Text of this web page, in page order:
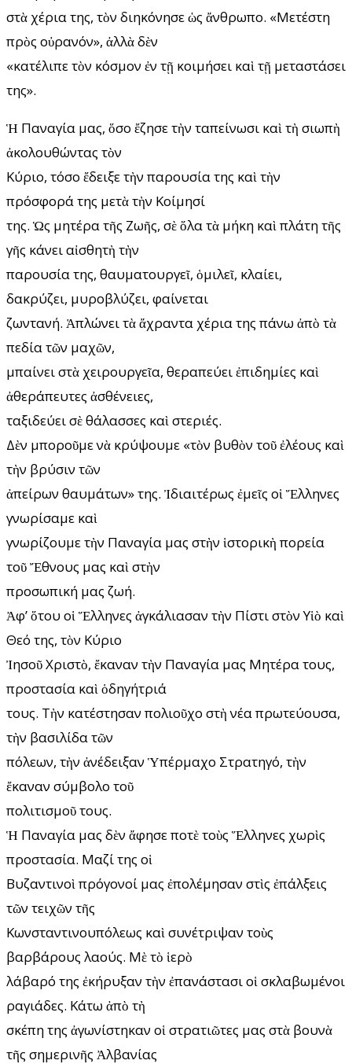
στὰ χέρια της, τὸν διηκόνησε ὡς ἄνθρωπο. «Μετέστη
πρὸς οὐρανόν», ἀλλὰ δὲν
«κατέλιπε τὸν κόσμον ἐν τῇ κοιμήσει καὶ τῇ μεταστάσει
της».
Ἡ Παναγία μας, ὅσο ἔζησε τὴν ταπείνωσι καὶ τὴ σιωπὴ
ἀκολουθώντας τὸν
Κύριο, τόσο ἔδειξε τὴν παρουσία της καὶ τὴν
πρόσφορά της μετὰ τὴν Κοίμησί
της. Ὡς μητέρα τῆς Ζωῆς, σὲ ὅλα τὰ μήκη καὶ πλάτη τῆς
γῆς κάνει αἰσθητὴ τὴν
παρουσία της, θαυματουργεῖ, ὁμιλεῖ, κλαίει,
δακρύζει, μυροβλύζει, φαίνεται
ζωντανή. Ἁπλώνει τὰ ἄχραντα χέρια της πάνω ἀπὸ τὰ
πεδία τῶν μαχῶν,
μπαίνει στὰ χειρουργεῖα, θεραπεύει ἐπιδημίες καὶ
ἀθεράπευτες ἀσθένειες,
ταξιδεύει σὲ θάλασσες καὶ στεριές.
Δὲν μποροῦμε νὰ κρύψουμε «τὸν βυθὸν τοῦ ἐλέους καὶ
τὴν βρύσιν τῶν
ἀπείρων θαυμάτων» της. Ἰδιαιτέρως ἐμεῖς οἱ Ἕλληνες
γνωρίσαμε καὶ
γνωρίζουμε τὴν Παναγία μας στὴν ἱστορικὴ πορεία
τοῦ Ἔθνους μας καὶ στὴν
προσωπική μας ζωή.
Ἀφ’ ὅτου οἱ Ἕλληνες ἀγκάλιασαν τὴν Πίστι στὸν Υἱὸ καὶ
Θεό της, τὸν Κύριο
Ἰησοῦ Χριστὸ, ἔκαναν τὴν Παναγία μας Μητέρα τους,
προστασία καὶ ὁδηγήτριά
τους. Τὴν κατέστησαν πολιοῦχο στὴ νέα πρωτεύουσα,
τὴν βασιλίδα τῶν
πόλεων, τὴν ἀνέδειξαν Ὑπέρμαχο Στρατηγό, τὴν
ἔκαναν σύμβολο τοῦ
πολιτισμοῦ τους.
Ἡ Παναγία μας δὲν ἄφησε ποτὲ τοὺς Ἕλληνες χωρὶς
προστασία. Μαζί της οἱ
Βυζαντινοὶ πρόγονοί μας ἐπολέμησαν στὶς ἐπάλξεις
τῶν τειχῶν τῆς
Κωνσταντινουπόλεως καὶ συνέτριψαν τοὺς
βαρβάρους λαούς. Μὲ τὸ ἱερὸ
λάβαρό της ἐκήρυξαν τὴν ἐπανάστασι οἱ σκλαβωμένοι
ραγιάδες. Κάτω ἀπὸ τὴ
σκέπη της ἀγωνίστηκαν οἱ στρατιῶτες μας στὰ βουνὰ
τῆς σημερινῆς Ἀλβανίας